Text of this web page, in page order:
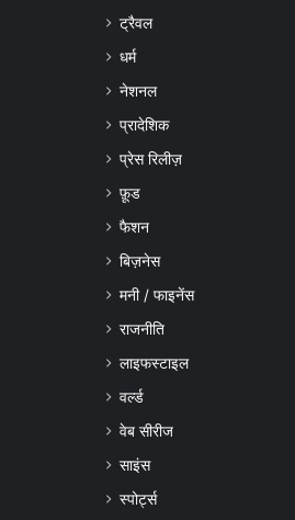
ट्रैवल
धर्म
नेशनल
प्रादेशिक
प्रेस रिलीज़
फ़ूड
फैशन
बिज़नेस
मनी / फाइनेंस
राजनीति
लाइफस्टाइल
वर्ल्ड
वेब सीरीज
साइंस
स्पोर्ट्स